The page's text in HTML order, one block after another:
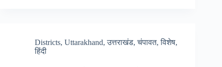
खुलेंगे
34
Districts, Uttarakhand,उत्तराखंड,चंपावत,विशेष,
हिंदी